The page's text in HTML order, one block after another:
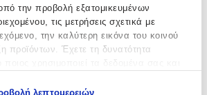
την προβολή εξατομικευμένων
τις μετρήσεις σχετικά με
την καλύτερη εικόνα του κοινού
προϊόντων. Έχετε τη δυνατότητα
λεπτομερειών